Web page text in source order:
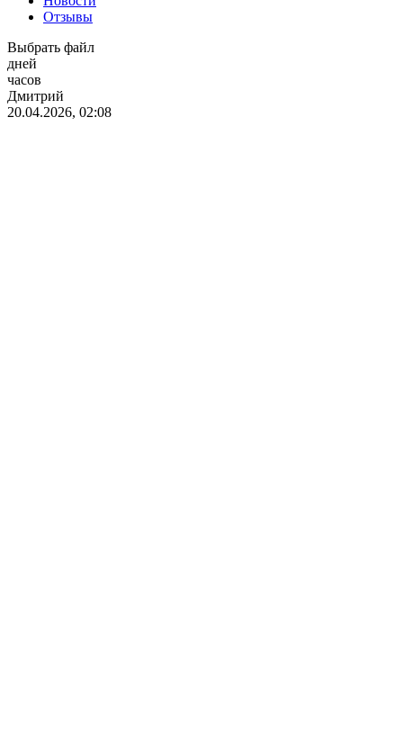
Отзывы
Выбрать файл
дней
часов
Дмитрий
20.04.2026, 02:08